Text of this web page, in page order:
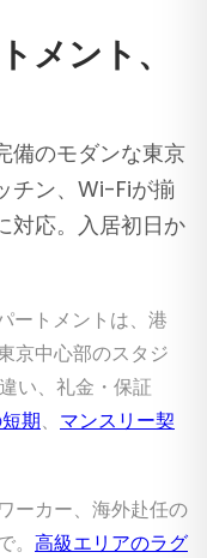
メント、
備のモダンな東京
チン、Wi-Fiが揃
対応。入居初日か
ートメントは、港
京中心部のスタジ
い、礼金・保証
期、 マンスリー契
ーカー、海外赴任の
高級エリアのラグ